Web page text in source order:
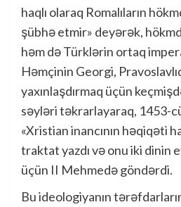
haqlı olaraq Romalıların
şübhə etmir» deyərək,
həm də Türklərin ortaq
Həmçinin Georgi,
yaxınlaşdırmaq üçün
səyləri təkrarlayaraq, 1453-
«Xristian inancının həqiqəti
traktat yazdı və onu iki dinin
üçün II Mehmedə göndərdi.
Bu ideologiyanın